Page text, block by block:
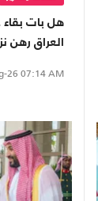
هل بات
العراق رهن
2607:14 AM